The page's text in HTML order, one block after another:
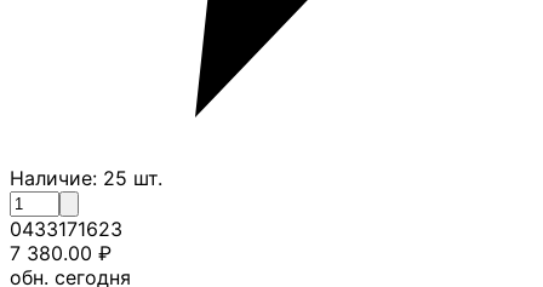
Наличие: 25 шт.
0433171623
7 380.00 ₽
обн. сегодня